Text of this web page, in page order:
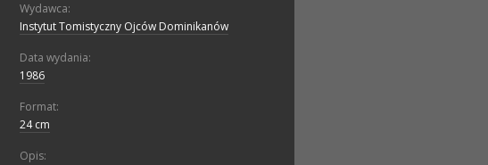
Wydawca:
Instytut Tomistyczny Ojców Dominikanów
Data wydania:
1986
Format:
24 cm
Opis: